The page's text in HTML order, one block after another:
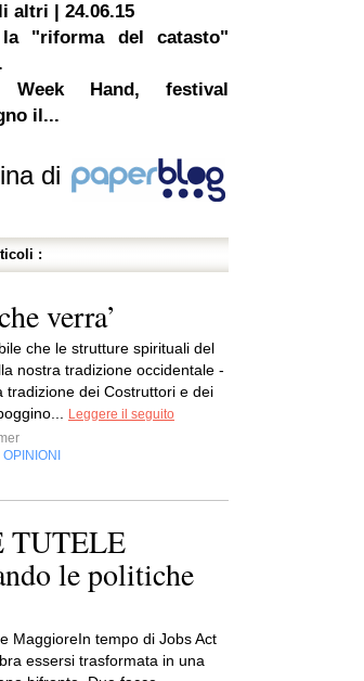
altri | 24.06.15
"riforma del catasto"
Hand, festival
il...
di
:
verra’
che le strutture spirituali del
nostra tradizione occidentale -
tradizione dei Costruttori e dei
Leggere il seguito
OPINIONI
TUTELE
le politiche
MaggioreIn tempo di Jobs Act
essersi trasformata in una